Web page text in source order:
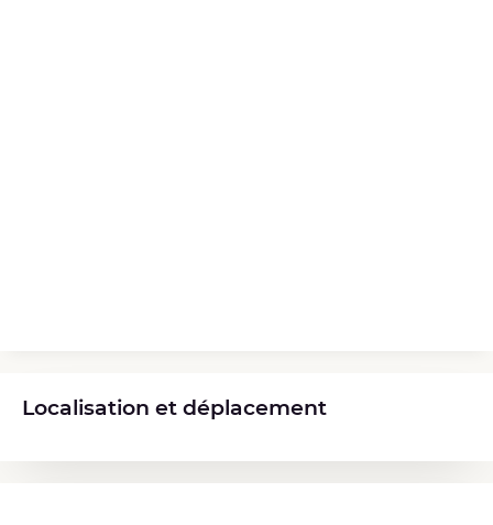
Localisation et déplacement